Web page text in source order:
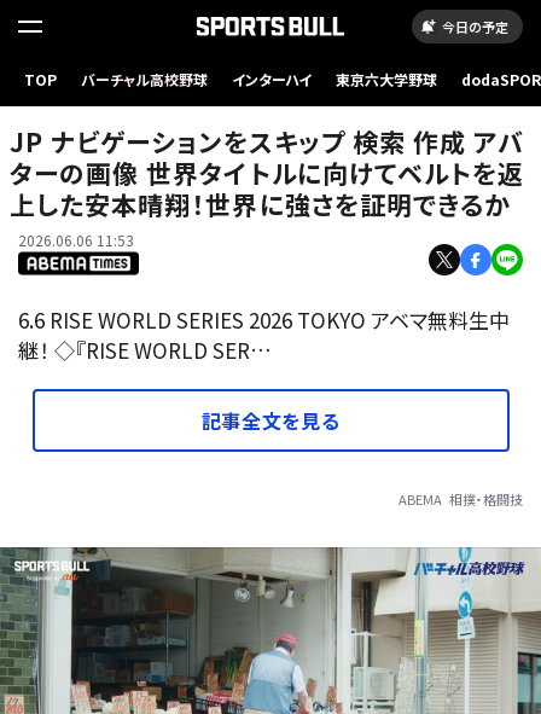
今日の予定
TOP バーチャル高校野球 インターハイ 東京六大学野球
JP ナビゲーションをスキップ 検索 作成 アバ
ターの画像 世界タイトルに向けてベルトを返
上した安本晴翔！世界に強さを証明できるか
2026.06.06 11:53
6.6 RISE WORLD SERIES 2026 TOKYO アベマ無料生中
継！ ◇『RISE WORLD SER…
記事全文を見る
ABEMA 相撲・格闘技